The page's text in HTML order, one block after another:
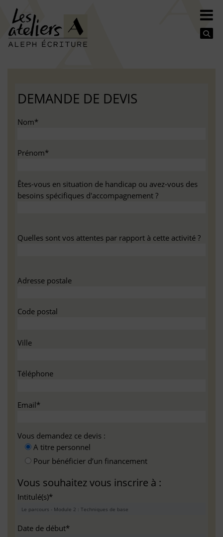
DEMANDE DE DEVIS
Nom*
Prénom*
Êtes-vous en situation de handicap ou avez-vous des
besoins spécifiques d'accompagnement ?
Quelles sont vos attentes par rapport à cette activité ?
Adresse postale
Code postal
Ville
Téléphone
Email*
Vous demandez ce devis :
A titre personnel
Pour bénéficier d’un financement
Vous souhaitez vous inscrire à :
Intitulé(s)*
Date de début*